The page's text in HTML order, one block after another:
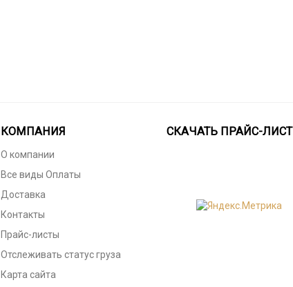
КОМПАНИЯ
О компании
Все виды Оплаты
Доставка
Контакты
Прайс-листы
Отслеживать статус груза
Карта сайта
СКАЧАТЬ ПРАЙС-ЛИСТ